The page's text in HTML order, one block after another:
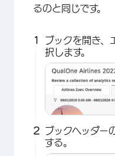
るのと同じです。
ブックを開き、
択します。
ブックヘッダー
する。